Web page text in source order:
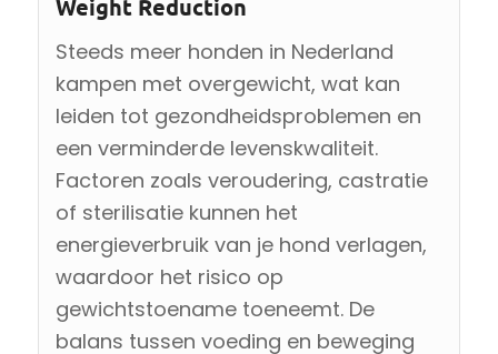
Weight Reduction
Steeds meer honden in Nederland
kampen met overgewicht, wat kan
leiden tot gezondheidsproblemen en
een verminderde levenskwaliteit.
Factoren zoals veroudering, castratie
of sterilisatie kunnen het
energieverbruik van je hond verlagen,
waardoor het risico op
gewichtstoename toeneemt. De
balans tussen voeding en beweging